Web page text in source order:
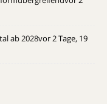
ab 2028vor 2 Tage, 19